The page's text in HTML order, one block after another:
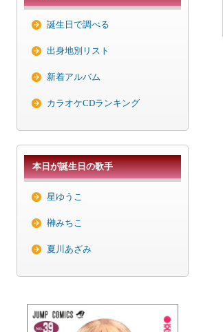
誕生日で調べる
出身地別リスト
新着アルバム
カラオケCDランキング
本日が誕生日の歌手
星ゆうこ
榊みちこ
夏川あざみ